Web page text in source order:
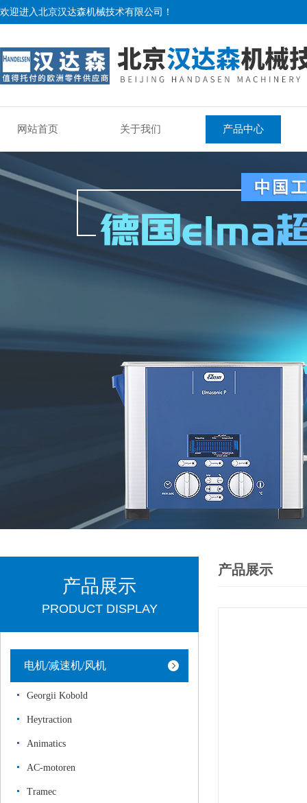
欢迎进入北京汉达森机械技术有限公司！
网站首页 关于我们 产品中心
产品展示
PRODUCT DISPLAY
电机/减速机/风机
Georgii Kobold
Heytraction
Animatics
AC-motoren
Tramec
产品展示